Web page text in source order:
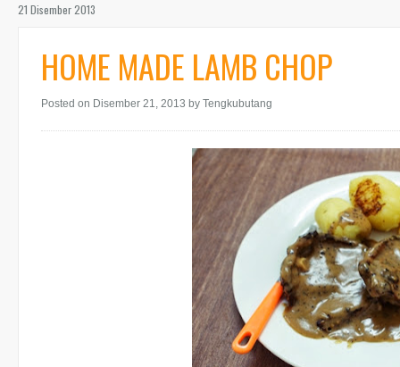
21 Disember 2013
HOME MADE LAMB CHOP
Posted on Disember 21, 2013 by Tengkubutang